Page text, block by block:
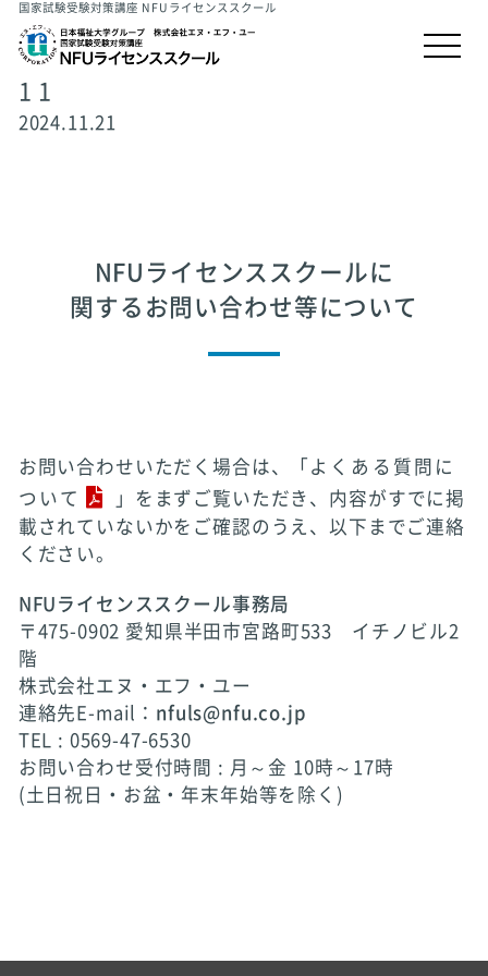
国家試験受験対策講座 NFUライセンススクール
1 1
2024.11.21
NFUライセンススクールに
関するお問い合わせ等について
お問い合わせいただく場合は、「 よくある質問に
ついて
」をまずご覧いただき、内容がすでに掲
載されていないかをご確認のうえ、以下までご連絡
ください。
NFUライセンススクール事務局
〒475-0902 愛知県半田市宮路町533 イチノビル2
階
株式会社エヌ・エフ・ユー
連絡先E-mail： nfuls@nfu.co.jp
TEL : 0569-47-6530
お問い合わせ受付時間 : 月～金 10時～17時
(土日祝日・お盆・年末年始等を除く)